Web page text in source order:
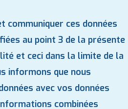
communiquer ces données
au point 3 de la présente
et ceci dans la limite de la
informons que nous
avec vos données
combinées